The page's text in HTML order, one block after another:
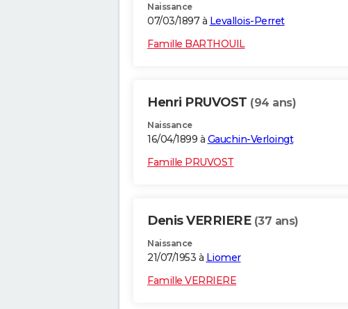
Naissance
07/03/1897 à Levallois-Perret
Famille BARTHOUIL
Henri PRUVOST (94 ans)
Naissance
16/04/1899 à Gauchin-Verloingt
Famille PRUVOST
Denis VERRIERE (37 ans)
Naissance
21/07/1953 à Liomer
Famille VERRIERE